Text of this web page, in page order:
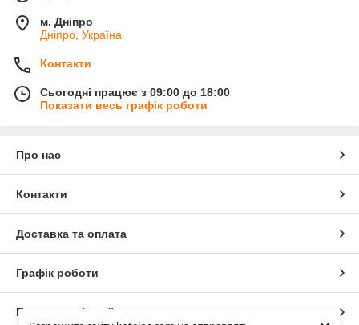
м. Дніпро
Дніпро, Україна
Контакти
Сьогодні працює з 09:00 до 18:00
Показати весь графік роботи
Про нас
Контакти
Доставка та оплата
Графік роботи
Повна версія сайту